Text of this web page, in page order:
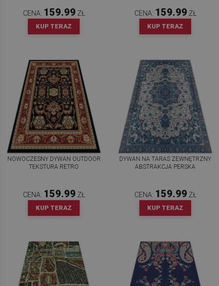
CENA: 159.99 ZŁ
KUP TERAZ
CENA: 159.99 ZŁ
KUP TERAZ
NOWOCZESNY DYWAN OUTDOOR
TEKSTURA RETRO
CENA: 159.99 ZŁ
KUP TERAZ
DYWAN NA TARAS ZEWNĘTRZNY
ABSTRAKCJA PERSKA
CENA: 159.99 ZŁ
KUP TERAZ